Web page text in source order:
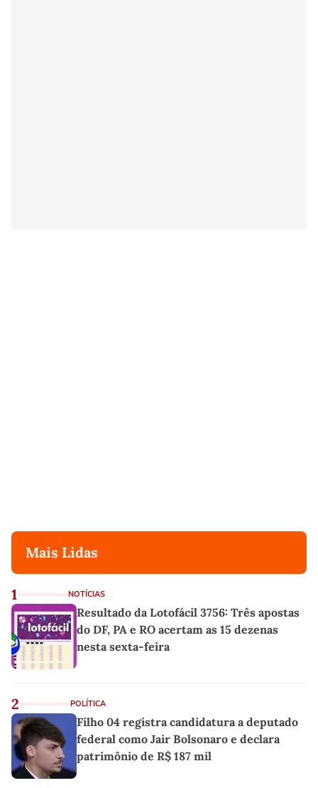
Mais Lidas
1 NOTÍCIAS
Resultado da Lotofácil 3756: Três apostas
do DF, PA e RO acertam as 15 dezenas
nesta sexta-feira
2 POLÍTICA
Filho 04 registra candidatura a deputado
federal como Jair Bolsonaro e declara
patrimônio de R$ 187 mil